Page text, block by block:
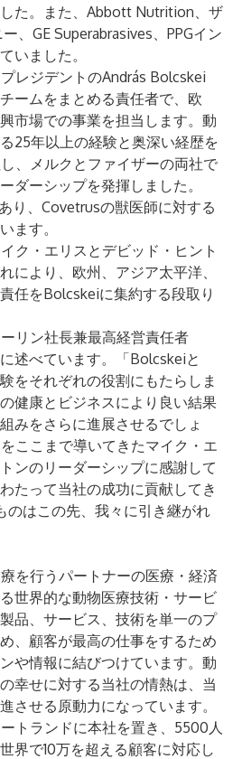
た。また、Abbott Nutrition、ザ
、GE Superabrasives、PPGイン
いました。
レジデントのAndrás Bolcskei
ームをまとめる責任者で、欧
市場での事業を担当します。動
25年以上の経験と奥深い経歴を
、メルクとファイザーの両社で
ダーシップを発揮しました。
り、Covetrusの獣医師に対する
ます。
ク・エリスとデビッド・ヒント
により、欧州、アジア太平洋、
任をBolcskeiに集約する段取り
リン社長兼最高経営責任者
に述べています。「Bolcskeiと
をそれぞれの役割にもたらしま
健康とビジネスにより良い結果
みをさらに進展させるでしょ
ここまで導いてきたマイク・エ
ンのリーダーシップに感謝して
たって当社の成功に貢献してき
のはこの先、我々に引き継がれ
を行うパートナーの医療・経済
世界的な動物医療技術・サービ
品、サービス、技術を単一のプ
、顧客が最高の仕事をするため
や情報に結びつけています。動
幸せに対する当社の情熱は、当
させる原動力になっています。
トランドに本社を置き、5500人
界で10万を超える顧客に対応し